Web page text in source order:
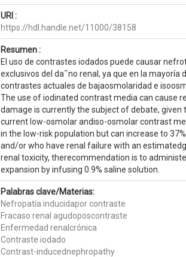
URI :
https://hdl.handle.net/11000/38158
Resumen :
El uso de contrastes iodados puede causar
exclusivos del da˜no renal, ya que en la
contrastes actuales de bajaosmolaridad e
The use of iodinated contrast media can cause
damage is currently the subject of debate,
current low-osmolar andiso-osmolar contrast
in the low-risk population but can increase to
and/or who have renal failure with an
renal toxicity, therecommendation is to
expansion by infusing 0.9% saline solution.
Palabras clave/Materias:
Nefropatía inducidapor contraste
Fracaso renal agudoposcontraste
Enfermedad renalcrónica
Contraste iodado
Contrast-inducednephropathy